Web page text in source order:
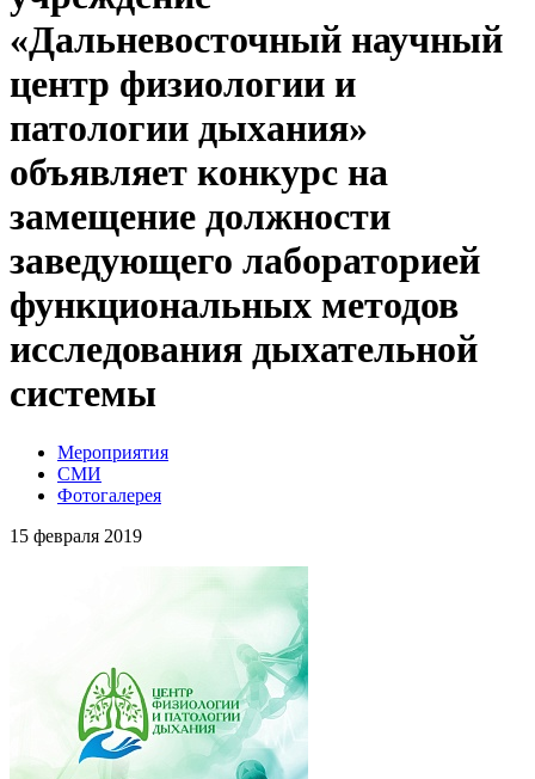
«Дальневосточный научный
центр физиологии и
патологии дыхания»
объявляет конкурс на
замещение должности
заведующего лабораторией
функциональных методов
исследования дыхательной
системы
Мероприятия
СМИ
Фотогалерея
15 февраля 2019